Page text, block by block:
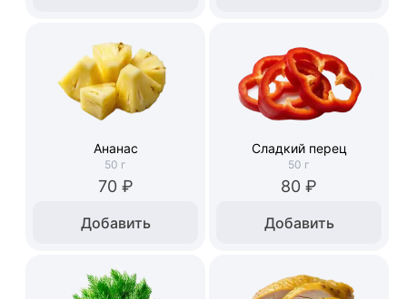
Ананас
50 г
70 ₽
Добавить
Сладкий перец
50 г
80 ₽
Добавить